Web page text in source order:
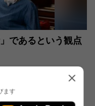
であるという観点
ます